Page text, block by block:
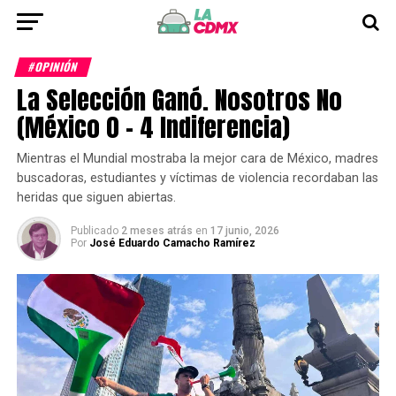
#OPINIÓN
La Selección Ganó. Nosotros No
(México 0 – 4 Indiferencia)
Mientras el Mundial mostraba la mejor cara de México, madres
buscadoras, estudiantes y víctimas de violencia recordaban las
heridas que siguen abiertas.
Publicado 2 meses atrás en 17 junio, 2026
Por José Eduardo Camacho Ramírez